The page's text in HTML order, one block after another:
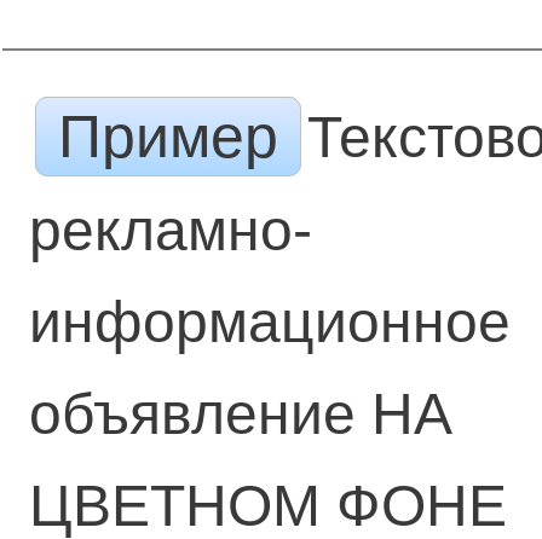
Пример
рекламно-
информационное
объявление НА
ЦВЕТНОМ ФОНЕ